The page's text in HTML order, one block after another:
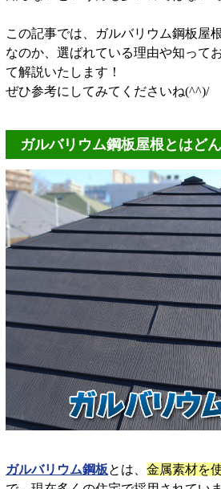
この記事では、ガルバリウム鋼板屋
なのか、選ばれている理由や知って
て解説いたします！
ぜひ参考にしてみてくださいね(^^)/
ガルバリウム鋼板屋根とはど
ガルバリウム鋼板とは、 金属素材を